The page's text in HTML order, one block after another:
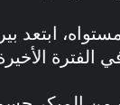
ابتعد
الفترة